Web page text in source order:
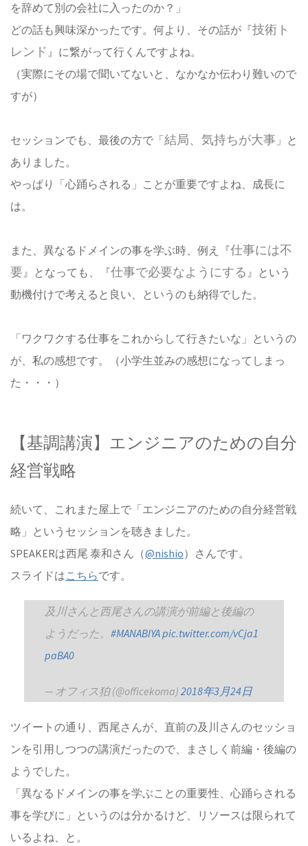
を辞めて別の会社に入ったのか？」
どの話も興味深かったです。何より、その話が『技術ト
レンド 』に繋がって行くんですよね。
（実際にその場で聞いてないと、なかなか伝わり難いので
すが）
セッションでも、最後の方で「結局、気持ちが大事 」と
ありました。
やっぱり「心踊らされる」ことが重要ですよね、成長に
は。
また、異なるドメインの事を学ぶ時、例え『仕事には不
要』となっても、『仕事で必要なようにする 』という
動機付けで考えると良い、というのも納得でした。
「ワクワクする仕事をこれからして行きたいな」というの
が、私の感想です。（小学生並みの感想になってしまっ
た・・・）
【基調講演】エンジニアのための自分
経営戦略
続いて、これまた屋上で「エンジニアのための自分経営戦
略」というセッションを聴きました。
SPEAKERは西尾 泰和さん（@nishio）さんです。
スライドはこちらです。
及川さんと西尾さんの講演が前編と後編の
ようだった。 #MANABIYApic.twitter.com/vCja1
paBA0
— オフィス狛 (@officekoma) 2018年3月24日
ツイートの通り、西尾さんが、直前の及川さんのセッショ
ンを引用しつつの講演だったので、まさしく前編・後編の
ようでした。
「異なるドメインの事を学ぶことの重要性、心踊らされる
事を学びに」というのは分かるけど、リソースは限られて
いるよね、と。